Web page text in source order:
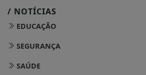
/ NOTÍCIAS
EDUCAÇÃO
SEGURANÇA
SAÚDE